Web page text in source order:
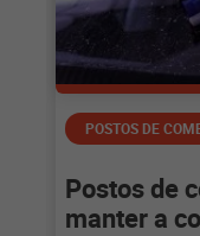
POSTOS DE
Postos de
manter a